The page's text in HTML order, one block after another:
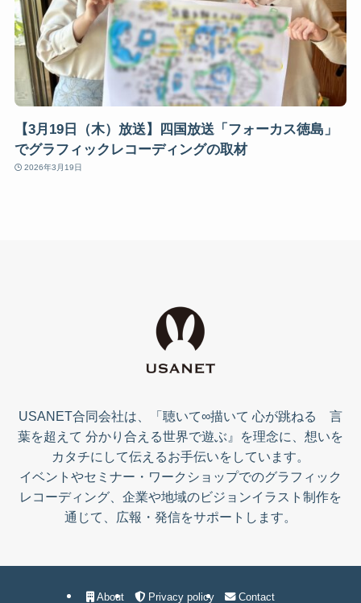
【3月19日（木）放送】四国放送「フォーカス徳島」
でグラフィックレコーディングの取材
2026年3月19日
USANET合同会社は、「聴いて∞描いて 心が跳ねる 言
葉を超えて 分かり合える世界で遊ぶ』を理念に、想いを
カタチにして伝えるお手伝いをしています。
イベントやセミナー・ワークショップでのグラフィック
レコーディング、企業や地域のビジョンイラスト制作を
通じて、広報・発信をサポートします。
About Privacy policy Contact